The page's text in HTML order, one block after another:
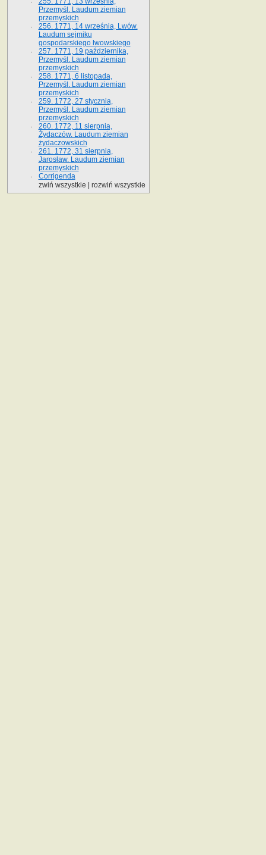
Przemyśl. Laudum ziemian
przemyskich
256. 1771, 14 września, Lwów.
Laudum sejmiku
gospodarskiego lwowskiego
257. 1771, 19 października,
Przemyśl. Laudum ziemian
przemyskich
258. 1771, 6 listopada,
Przemyśl. Laudum ziemian
przemyskich
259. 1772, 27 stycznia,
Przemyśl. Laudum ziemian
przemyskich
260. 1772, 11 sierpnia,
Żydaczów. Laudum ziemian
żydaczowskich
261. 1772, 31 sierpnia,
Jarosław. Laudum ziemian
przemyskich
Corrigenda
zwiń wszystkie
rozwiń wszystkie